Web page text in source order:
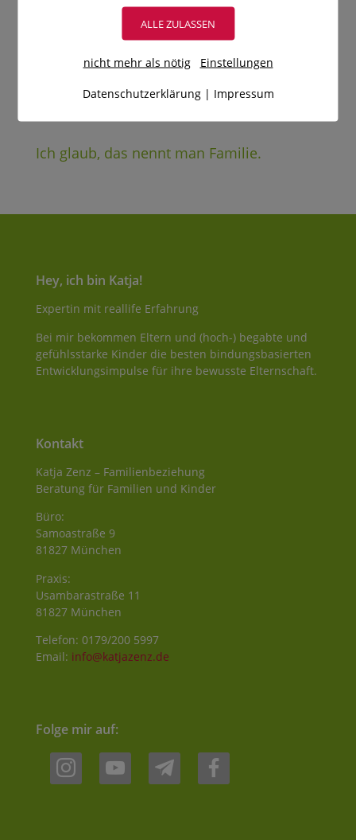
„Es gibt nichts auf der Welt, dass uns trennen kann.“
Und das ist genau das, was sich nicht nur Kinder
und weiße Wuschelhunde wünschen, sondern alle
Ein Netz aus Menschen, auf die ich mich 100%
Ich glaub, das nennt man Familie.
Hey, ich bin Katja!
Expertin mit reallife Erfahrung
Bei mir bekommen Eltern und (hoch-) begabte und
gefühlsstarke Kinder die besten bindungsbasierten
Entwicklungsimpulse für ihre bewusste Elternschaft.
Kontakt
Katja Zenz – Familienbeziehung
Beratung für Familien und Kinder
Büro:
Samoastraße 9
81827 München
Praxis:
Usambarastraße 11
81827 München
Telefon: 0179/200 5997
Email: info@katjazenz.de
Folge mir auf:
instagram youtube telegram facebook
ALLE ZULASSEN
nicht mehr als nötig Einstellungen
Datenschutzerklärung| Impressum